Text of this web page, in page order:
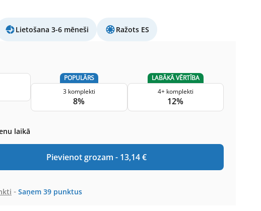
Lietošana 3-6 mēneši Ražots ES
POPULĀRS
3 komplekti
8%
LABĀKĀ VĒRTĪBA
4+ komplekti
12%
laikā
Pievienot grozam - 13,14€
- Saņem 39 punktus